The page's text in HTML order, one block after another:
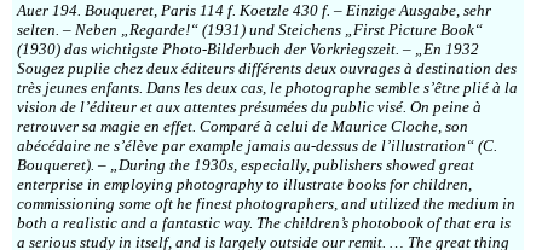
Auer 194. Bouqueret, Paris 114 f. Koetzle 430 f. – Einzige Ausgabe, sehr
selten. – Neben „Regarde!“ (1931) und Steichens „First Picture Book“
(1930) das wichtigste Photo-Bilderbuch der Vorkriegszeit. – „En 1932
Sougez puplie chez deux éditeurs différents deux ouvrages à destination des
très jeunes enfants. Dans les deux cas, le photographe semble s’être plié à la
vision de l’éditeur et aux attentes présumées du public visé. On peine à
retrouver sa magie en effet. Comparé à celui de Maurice Cloche, son
abécédaire ne s’élève par example jamais au-dessus de l’illustration“ (C.
Bouqueret). – „During the 1930s, especially, publishers showed great
enterprise in employing photography to illustrate books for children,
commissioning some oft he finest photographers, and utilized the medium in
both a realistic and a fantastic way. The children’s photobook of that era is
a serious study in itself, and is largely outside our remit. … The great thing